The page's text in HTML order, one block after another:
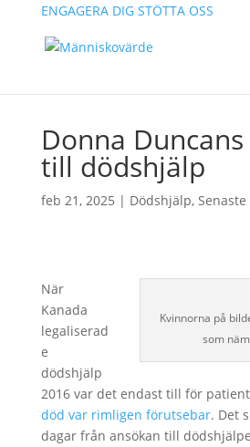
ENGAGERA DIG STÖTTA OSS
Donna
till dödshjälp
feb 21, 2025 | Dödshjälp,
Kvinnorna på
som
När
Kanada
legaliserad
e
dödshjälp
2016 var det endast till för
död var rimligen förutsebar. Det
dagar från ansökan till